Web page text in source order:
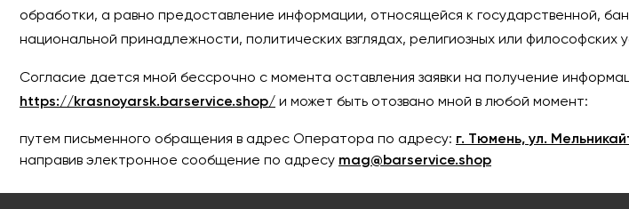
обработки, а равно предоставление информации, относящейся к государственной,
национальной принадлежности, политических взглядах, религиозных или
Согласие дается мной бессрочно с момента оставления заявки на получение
https://krasnoyarsk.barservice.shop/ и может быть отозвано мной в любой момент:
путем письменного обращения в адрес Оператора по адресу: г. Тюмень, ул.
направив электронное сообщение по адресу mag@barservice.shop